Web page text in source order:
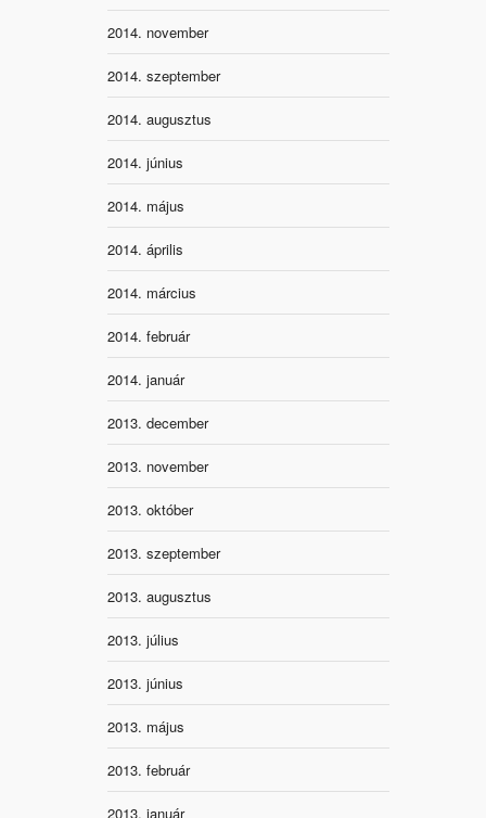
2014. november
2014. szeptember
2014. augusztus
2014. június
2014. május
2014. április
2014. március
2014. február
2014. január
2013. december
2013. november
2013. október
2013. szeptember
2013. augusztus
2013. július
2013. június
2013. május
2013. február
2013. január